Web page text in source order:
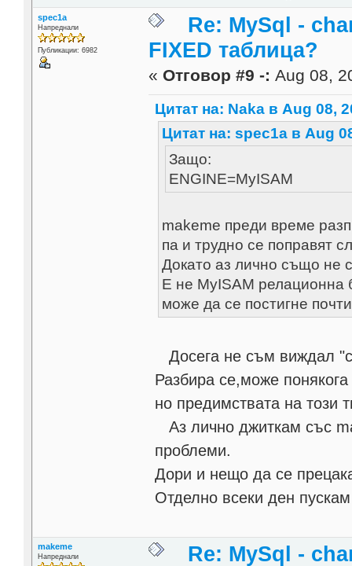
spec1a
Напреднали
Публикации: 6982
Re: MySql -
FIXED таблица?
« Отговор #9 -: Aug 08,
Цитат на: Naka в Aug 08,
Цитат на: spec1a в Aug
Защо:
ENGINE=MyISAM
makeme преди време
па и трудно се поправят
Докато аз лично също не
Е не MyISAM релационна
може да се постигне
Дoсега не съм виждал
Разбира се,може
но предимствата на този
Аз лично джиткам със
проблеми.
Дори и нещо да се
Отделно всеки ден
makeme
Напреднали Re: MySql -